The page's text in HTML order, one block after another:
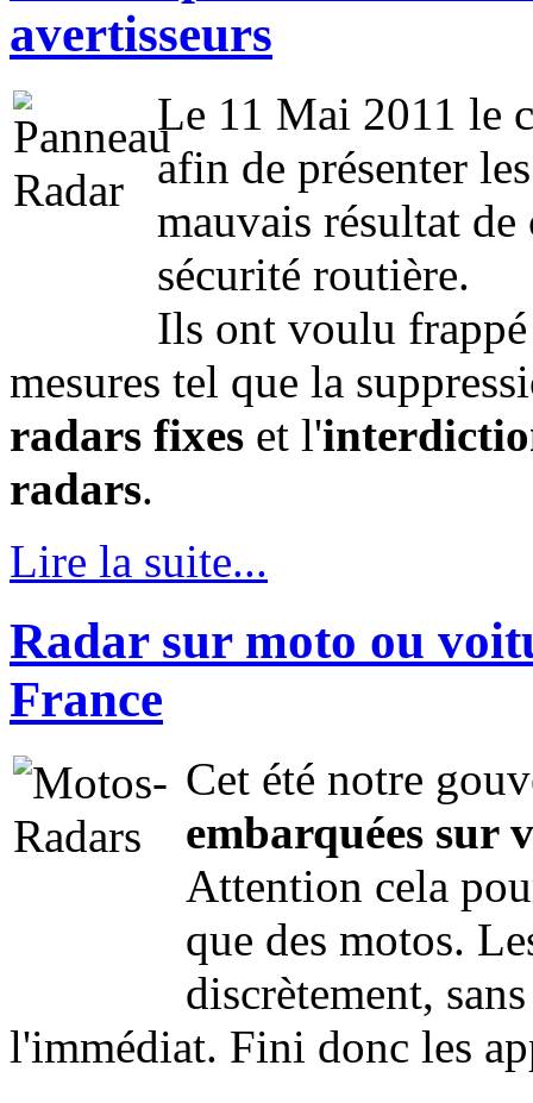
avertisseurs
Le 11 Mai 2011 le
afin de présenter
mauvais résultat de
sécurité routière.
Ils ont voulu frappé
mesures tel que la
radars fixes et l'
radars.
Lire la suite...
Radar sur moto ou
France
Cet été notre
embarquées sur
Attention cela
que des motos.
discrètement,
l'immédiat. Fini donc les